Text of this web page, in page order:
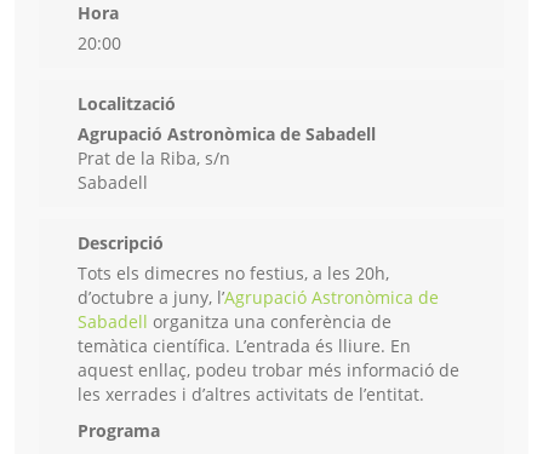
Hora
20:00
Localització
Agrupació Astronòmica de Sabadell
Prat de la Riba, s/n
Sabadell
Descripció
Tots els dimecres no festius, a les 20h,
d’octubre a juny, l’Agrupació Astronòmica de
Sabadell organitza una conferència de
temàtica científica. L’entrada és lliure. En
aquest enllaç, podeu trobar més informació de
les xerrades i d’altres activitats de l’entitat.
Programa